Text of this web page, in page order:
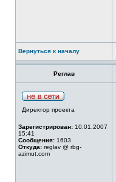
Вернуться к началу
Реглав
Директор проекта
Зарегистрирован: 10.01.2007
15:41
Сообщения: 1603
Откуда: reglav @ rbg-
azimut.com